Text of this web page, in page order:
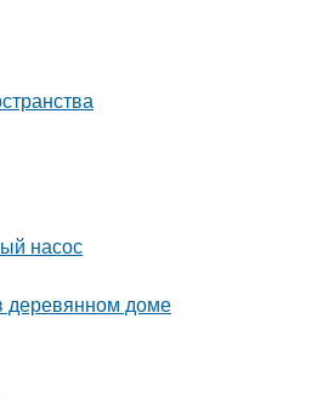
насос
деревянном доме